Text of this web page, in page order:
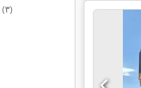
(۳)